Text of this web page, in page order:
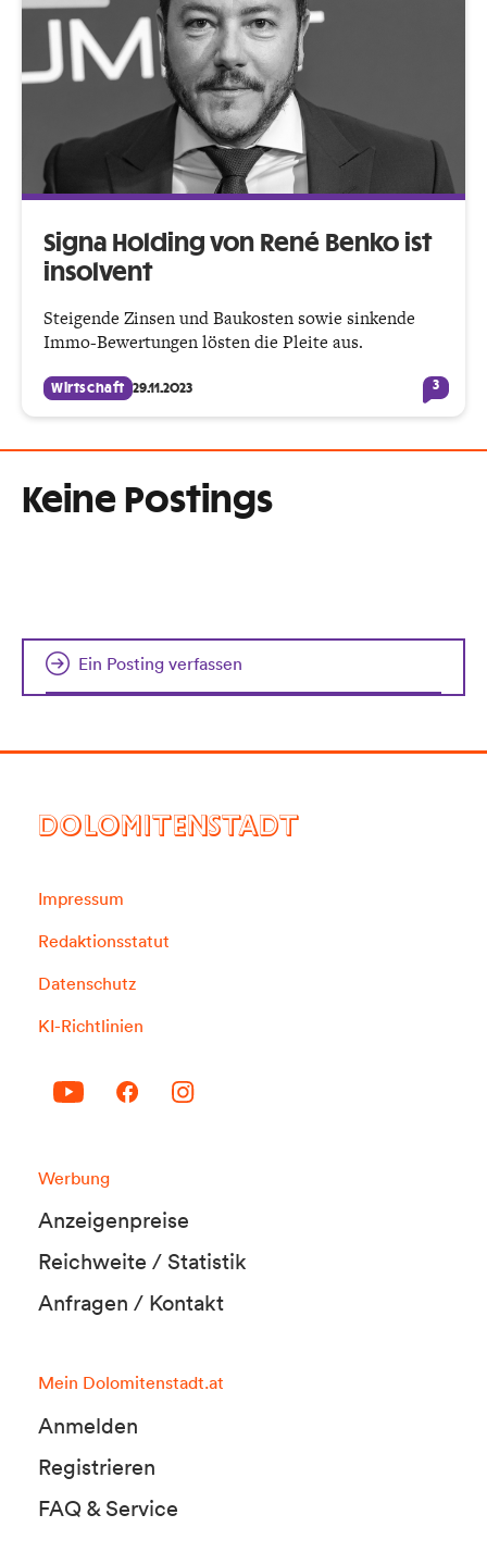
Signa Holding von René Benko ist
insolvent
Steigende Zinsen und Baukosten sowie sinkende
Immo-Bewertungen lösten die Pleite aus.
Wirtschaft 29.11.2023 3
Keine Postings
Ein Posting verfassen
DOLOMITENSTADT
Impressum
Redaktionsstatut
Datenschutz
KI-Richtlinien
Werbung
Anzeigenpreise
Reichweite / Statistik
Anfragen / Kontakt
Mein Dolomitenstadt.at
Anmelden
Registrieren
FAQ & Service